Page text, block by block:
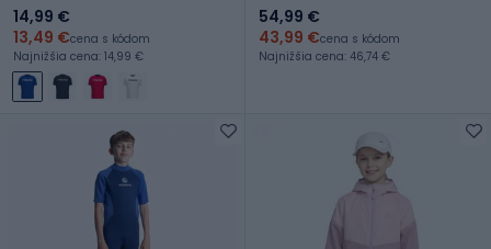
14,99 €
13,49 €cena s kódom
Najnižšia cena: 14,99 €
54,99 €
43,99 €cena s kódom
Najnižšia cena: 46,74 €